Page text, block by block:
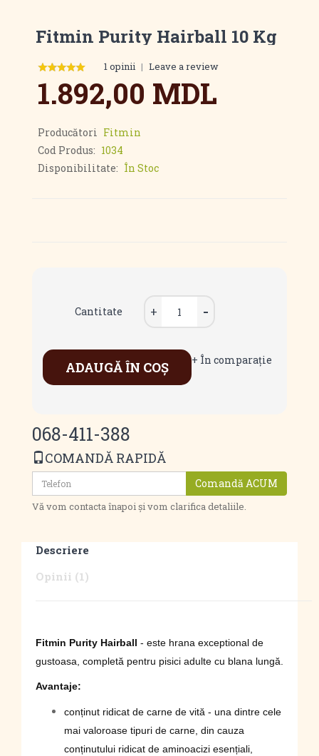
Fitmin Purity Hairball 10 Kg
1 opinii | Leave a review
1.892,00 MDL
Producători Fitmin
Cod Produs: 1034
Disponibilitate: În Stoc
Cantitate
ADAUGĂ ÎN COŞ + În comparaţie
068-411-388
COMANDĂ RAPIDĂ
Comandă ACUM
Vă vom contacta înapoi și vom clarifica detaliile.
Descriere
Opinii (1)
Fitmin Purity Hairball - este hrana exceptional de
gustoasa, completă pentru pisici adulte cu blana lungă.
Avantaje:
conținut ridicat de carne de vită - una dintre cele
mai valoroase tipuri de carne, din cauza
conținutului ridicat de aminoacizi esențiali,